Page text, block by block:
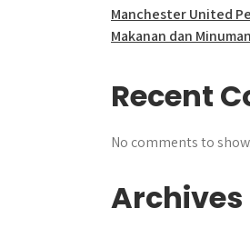
Manchester United
Makanan dan
Recent
No comments to show.
Archives